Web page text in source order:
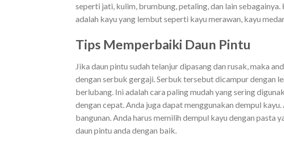
seperti jati, kulim, brumbung, petaling, dan lain
adalah kayu yang lembut seperti kayu merawan, kayu
Tips Memperbaiki Daun Pintu
Jika daun pintu sudah telanjur dipasang dan rusak, maka
dengan serbuk gergaji. Serbuk tersebut dicampur dengan
berlubang. Ini adalah cara paling mudah yang sering
dengan cepat. Anda juga dapat menggunakan dempul
bangunan. Anda harus memilih dempul kayu dengan pasta
daun pintu anda dengan baik.